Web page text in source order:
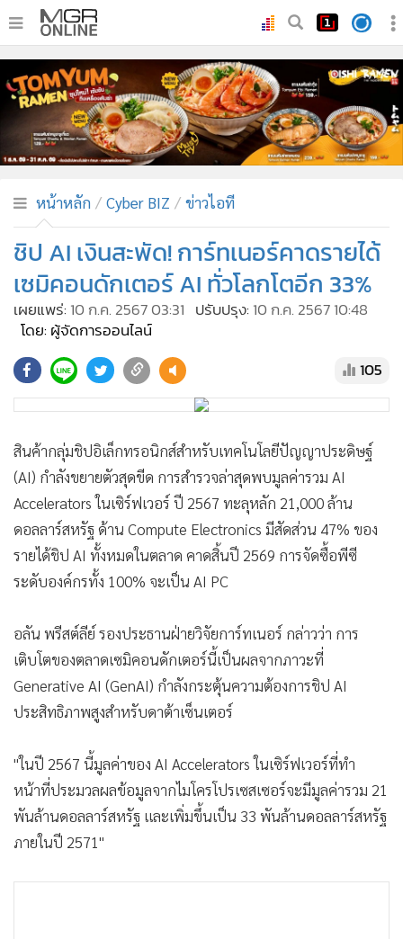
หน้าหลัก
• ทันเหตุการณ์
•
ภาคใต้
• ภูมิภาค
• บันเทิง
• คอลัมนิสต์
• ละคร
• CbizReview
• ผู้จัดกวน
• Good health & Well-being
• Management & HR
• MGR Live
• Infographic
การเมือง
ท่องเที่ยว
• ต่างประเทศ
• Special Scoop
• เศรษฐกิจ-ธุรกิจ
• จีน
• อาชญากรรม
• Motoring
• เกม
• วิทยาศาสตร์
• SMEs
หน้าหลัก Cyber BIZ ข่าวไอที
ชิป AI เงินสะพัด! การ์ทเนอร์คาดรายได้
เซมิคอนดักเตอร์ AI ทั่วโลกโตอีก 33%
เผยแพร่: 10 ก.ค. 2567 03:31 ปรับปรุง: 10 ก.ค. 2567 10:48
โดย: ผู้จัดการออนไลน์
105
สินค้ากลุ่มชิปอิเล็กทรอนิกส์สำหรับเทคโนโลยีปัญญาประดิษฐ์
(AI) กำลังขยายตัวสุดขีด การสำรวจล่าสุดพบมูลค่ารวม AI
Accelerators ในเซิร์ฟเวอร์ ปี 2567 ทะลุหลัก 21,000 ล้าน
ดอลลาร์สหรัฐ ด้าน Compute Electronics มีสัดส่วน 47% ของ
รายได้ชิป AI ทั้งหมดในตลาด คาดสิ้นปี 2569 การจัดซื้อพีซี
ระดับองค์กรทั้ง 100% จะเป็น AI PC
อลัน พรีสต์ลีย์ รองประธานฝ่ายวิจัยการ์ทเนอร์ กล่าวว่า การ
เติบโตของตลาดเซมิคอนดักเตอร์นี้เป็นผลจากภาวะที่
Generative AI (GenAI) กำลังกระตุ้นความต้องการชิป AI
ประสิทธิภาพสูงสำหรับดาต้าเซ็นเตอร์
"ในปี 2567 นี้มูลค่าของ AI Accelerators ในเซิร์ฟเวอร์ที่ทำ
หน้าที่ประมวลผลข้อมูลจากไมโครโปรเซสเซอร์จะมีมูลค่ารวม 21
พันล้านดอลลาร์สหรัฐ และเพิ่มขึ้นเป็น 33 พันล้านดอลลาร์สหรัฐ
ภายในปี 2571"